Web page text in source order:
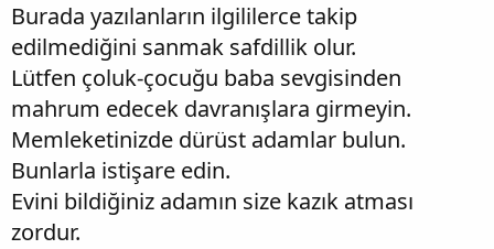
Burada yazılanların ilgililerce takip
edilmediğini sanmak safdillik olur.
Lütfen çoluk-çocuğu baba sevgisinden
mahrum edecek davranışlara girmeyin.
Memleketinizde dürüst adamlar bulun.
Bunlarla istişare edin.
Evini bildiğiniz adamın size kazık atması
zordur.